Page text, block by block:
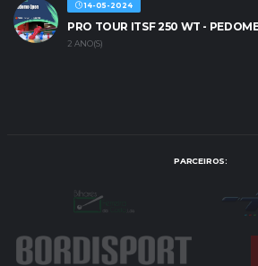
14-05-2024
PRO TOUR ITSF 250 WT -
2 ANO(S)
PARCEIROS: